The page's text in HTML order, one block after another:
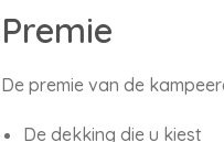
Premie
De premie van de
De dekking die u kiest